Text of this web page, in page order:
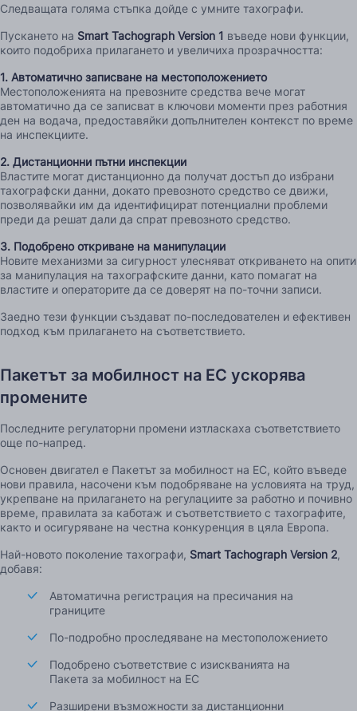
Следващата голяма стъпка дойде с умните тахографи.
Пускането на Smart Tachograph Version 1 въведе нови функции,
които подобриха прилагането и увеличиха прозрачността:
1. Автоматично записване на местоположението
Местоположенията на превозните средства вече могат
автоматично да се записват в ключови моменти през работния
ден на водача, предоставяйки допълнителен контекст по време
на инспекциите.
2. Дистанционни пътни инспекции
Властите могат дистанционно да получат достъп до избрани
тахографски данни, докато превозното средство се движи,
позволявайки им да идентифицират потенциални проблеми
преди да решат дали да спрат превозното средство.
3. Подобрено откриване на манипулации
Новите механизми за сигурност улесняват откриването на опити
за манипулация на тахографските данни, като помагат на
властите и операторите да се доверят на по-точни записи.
Заедно тези функции създават по-последователен и ефективен
подход към прилагането на съответствието.
Пакетът за мобилност на ЕС ускорява
промените
Последните регулаторни промени изтласкаха съответствието
още по-напред.
Основен двигател е Пакетът за мобилност на ЕС, който въведе
нови правила, насочени към подобряване на условията на труд,
укрепване на прилагането на регулациите за работно и почивно
време, правилата за каботаж и съответствието с тахографите,
както и осигуряване на честна конкуренция в цяла Европа.
Най-новото поколение тахографи, Smart Tachograph Version 2,
добавя:
Автоматична регистрация на пресичания на
границите
По-подробно проследяване на местоположението
Подобрено съответствие с изискванията на
Пакета за мобилност на ЕС
Разширени възможности за дистанционни